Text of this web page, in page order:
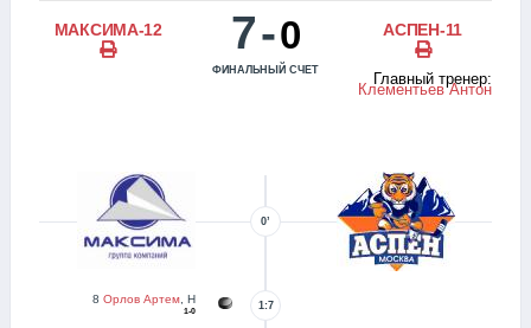
МАКСИМА-12 7-0
ФИНАЛЬНЫЙ СЧЕТ
АСПЕН-11
Главный тренер:
Клементьев Антон
0’
8 Орлов Артем , Н
1-0 1:7